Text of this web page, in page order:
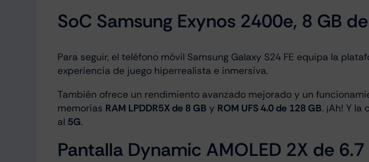
SoC Samsung Exynos 2400e, 8 GB
Para seguir, el teléfono móvil Samsung Galaxy S24 FE equipa la
experiencia de juego hiperrealista e inmersiva.
También ofrece un rendimiento avanzado mejorado y un
memorias RAM LPDDR5X de 8 GB y ROM UFS 4.0 de 128 GB. ¡Ah! Y
al 5G.
Pantalla Dynamic AMOLED 2X de